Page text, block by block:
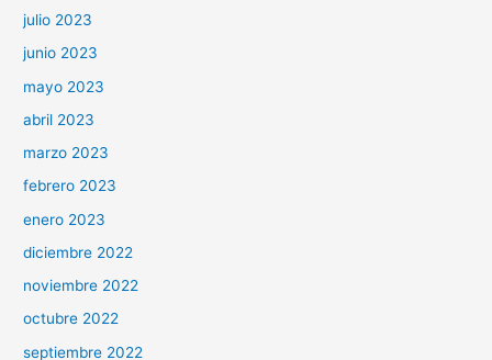
julio 2023
junio 2023
mayo 2023
abril 2023
marzo 2023
febrero 2023
enero 2023
diciembre 2022
noviembre 2022
octubre 2022
septiembre 2022